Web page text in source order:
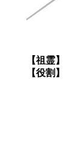
【祖霊】
【役割】